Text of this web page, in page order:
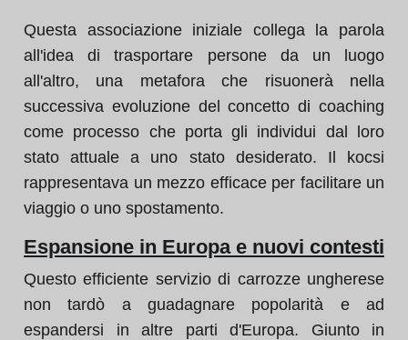
Questa associazione iniziale collega la parola
all'idea di trasportare persone da un luogo
all'altro, una metafora che risuonerà nella
successiva evoluzione del concetto di coaching
come processo che porta gli individui dal loro
stato attuale a uno stato desiderato. Il kocsi
rappresentava un mezzo efficace per facilitare un
viaggio o uno spostamento.
Espansione in Europa e nuovi contesti
Questo efficiente servizio di carrozze ungherese
non tardò a guadagnare popolarità e ad
espandersi in altre parti d'Europa. Giunto in